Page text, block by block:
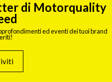
di Motorquality
ed eventi dei tuoi brand